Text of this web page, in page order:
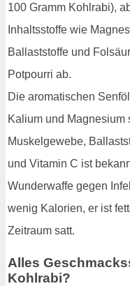
100 Gramm Kohlrabi),
Inhaltsstoffe wie
Ballaststoffe und
Potpourri ab.
Die aromatischen
Kalium und Magnesium
Muskelgewebe,
und Vitamin C ist
Wunderwaffe gegen
wenig Kalorien, er ist
Zeitraum satt.
Alles
Kohlrabi?